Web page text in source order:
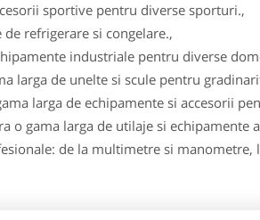
sportive pentru diverse sporturi.,
refrigerare si congelare.,
industriale pentru diverse
larga de unelte si scule pentru
larga de echipamente si accesorii
o gama larga de utilaje si echipamente
de la multimetre si